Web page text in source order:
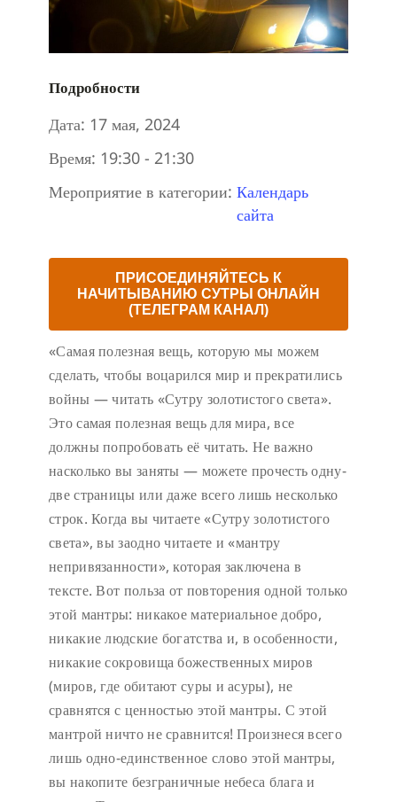
Подробности
Дата: 17 мая, 2024
Время: 19:30 - 21:30
Мероприятие в категории: Календарь
сайта
ПРИСОЕДИНЯЙТЕСЬ К
НАЧИТЫВАНИЮ СУТРЫ ОНЛАЙН
(ТЕЛЕГРАМ КАНАЛ)
«Самая полезная вещь, которую мы можем
сделать, чтобы воцарился мир и прекратились
войны — читать «Сутру золотистого света».
Это самая полезная вещь для мира, все
должны попробовать её читать. Не важно
насколько вы заняты — можете прочесть одну-
две страницы или даже всего лишь несколько
строк. Когда вы читаете «Сутру золотистого
света», вы заодно читаете и «мантру
непривязанности», которая заключена в
тексте. Вот польза от повторения одной только
этой мантры: никакое материальное добро,
никакие людские богатства и, в особенности,
никакие сокровища божественных миров
(миров, где обитают суры и асуры), не
сравнятся с ценностью этой мантры. С этой
мантрой ничто не сравнится! Произнеся всего
лишь одно-единственное слово этой мантры,
вы накопите безграничные небеса блага и